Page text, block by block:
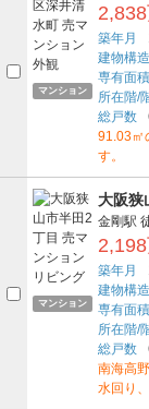
マンション
築年月
建物構造
専有面積
所在階/
総戸数
91.03㎡
す。
マンション
大阪狭
金剛駅
築年月
建物構造
専有面積
所在階/
総戸数
南海高
水回り